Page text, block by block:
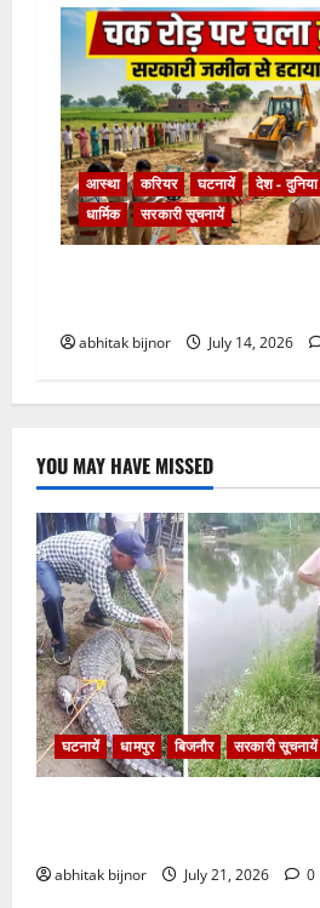
आस्था करियर घटनायें देश - दुनिया
धार्मिक
सरकारी सूचनायें
abhitak bijnor July 14, 2026
YOU MAY HAVE MISSED
घटनायें धामपुर बिजनौर सरकारी सूचनायें
abhitak bijnor July 21, 2026 0